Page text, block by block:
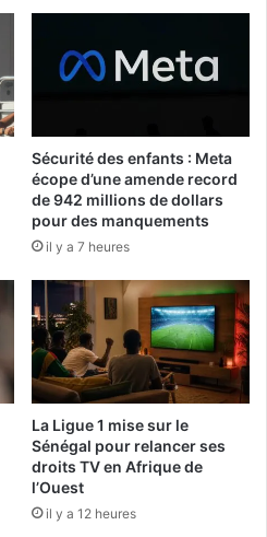
Sécurité des enfants : Meta
écope d’une amende record
de 942 millions de dollars
pour des manquements
il y a 7 heures
La Ligue 1 mise sur le
Sénégal pour relancer ses
droits TV en Afrique de
l’Ouest
il y a 12 heures